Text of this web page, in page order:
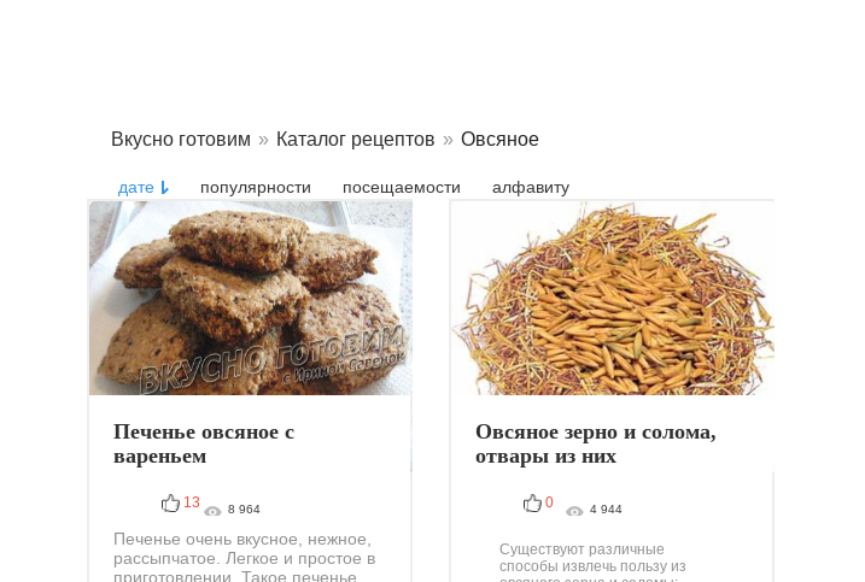
Вкусно готовим » Каталог рецептов » Овсяное
дате популярности посещаемости алфавиту
Печенье овсяное с
вареньем
13 8 964
Печенье очень вкусное, нежное,
рассыпчатое. Легкое и простое в
приготовлении. Такое печенье...
Овсяное зерно и солома,
отвары из них
0 4 944
Существуют различные
способы извлечь пользу из